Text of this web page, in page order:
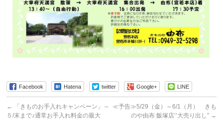
Facebook Hatena twitter Google+ LINE
←
「きものお手入れキャンペーン」～
５/末まで♪通常お手入れ料金の最大
≪予告≫5/29（金）～6/1（月） きも
のや由布 飯塚店‘‘大売り出し” →